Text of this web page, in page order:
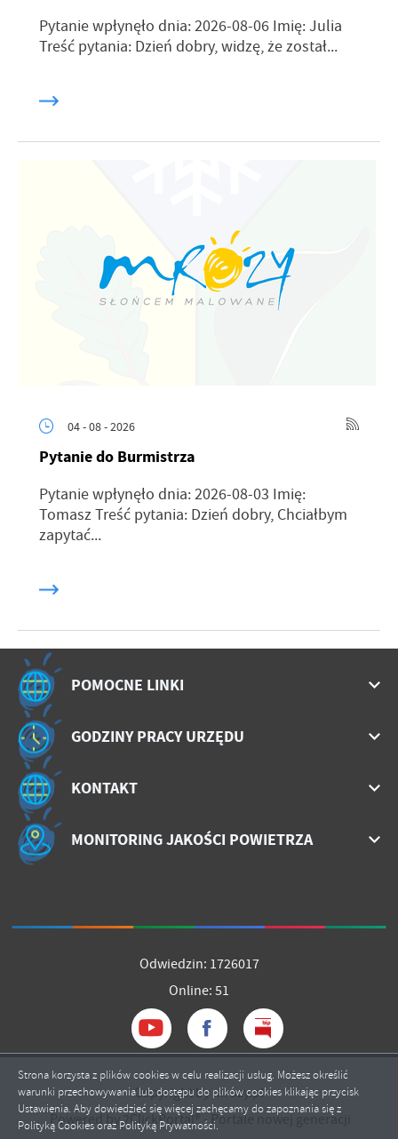
Pytanie wpłynęło dnia: 2026-08-06 Imię: Julia
Treść pytania: Dzień dobry, widzę, że został...
04 - 08 - 2026
Pytanie do Burmistrza
Pytanie wpłynęło dnia: 2026-08-03 Imię:
Tomasz Treść pytania: Dzień dobry, Chciałbym
zapytać...
POMOCNE LINKI
GODZINY PRACY URZĘDU
KONTAKT
MONITORING JAKOŚCI POWIETRZA
Odwiedzin: 1726017
Online: 51
Copyright by mrozy.pl
Powered by2ClickPortal® - Portale nowej generacji
Strona korzysta z plików cookies w celu realizacji usług. Możesz określić
warunki przechowywania lub dostępu do plików cookies klikając przycisk
Ustawienia. Aby dowiedzieć się więcej zachęcamy do zapoznania się z
Polityką Cookies oraz Polityką Prywatności.